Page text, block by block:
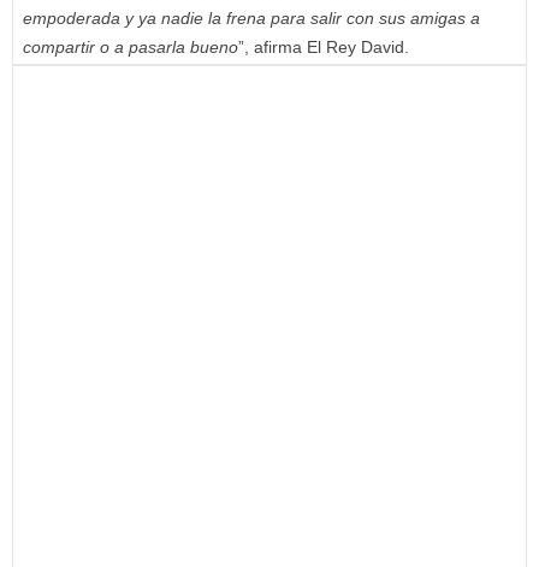
empoderada y ya nadie la frena para salir con sus amigas a
compartir o a pasarla bueno”, afirma El Rey David.